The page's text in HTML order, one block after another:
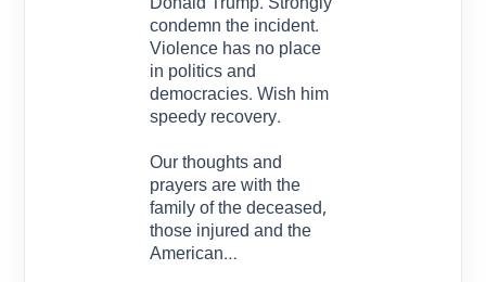
Donald Trump. Strongly
condemn the incident.
Violence has no place
in politics and
democracies. Wish him
speedy recovery.
Our thoughts and
prayers are with the
family of the deceased,
those injured and the
American…